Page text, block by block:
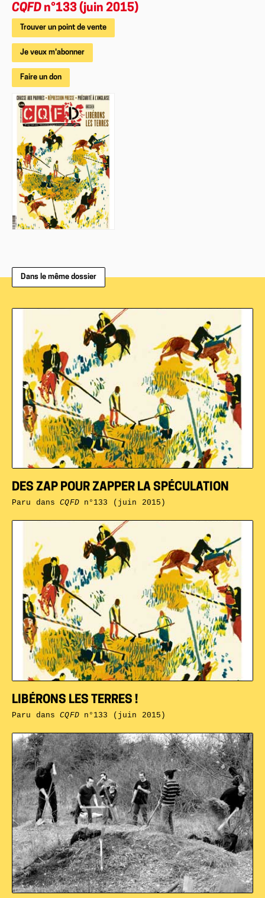
CQFD n°133 (juin 2015)
Trouver un point de vente
Je veux m'abonner
Faire un don
Dans le même dossier
LIBÉRONS LES TERRES !
Paru dansCQFDn°133 (juin 2015)
DES ZAP POUR ZAPPER LA SPÉCULATION
Paru dansCQFDn°133 (juin 2015)